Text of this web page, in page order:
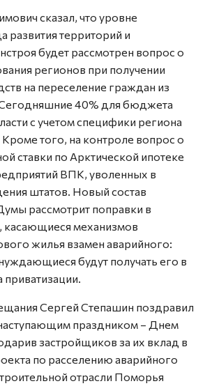
сказал, что уровне
развития территорий и
будет рассмотрен вопрос о
регионов при получении
на переселение граждан из
40% для бюджета
с учетом специфики региона
того, на контроле вопрос о
ставки по Арктической ипотеке
ВПК, уволенных в
штатов. Новый состав
рассмотрит поправки в
касающиеся механизмов
жилья взамен аварийного:
будут получать его в
Сергей Степашин поздравил
наступающим праздником – Днем
застройщиков за их вклад в
по расселению аварийного
отрасли Поморья